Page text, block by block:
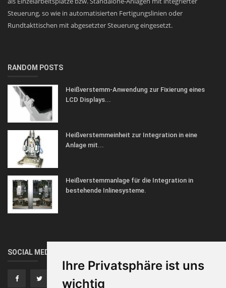
Ihre Privatsphäre ist uns
wichtig
Steuerung, so wie in automatisierten Fertigungslinien oder
Rundtakttischen mit abgesetzter Steuerung eingesetzt.
RANDOM POSTS
Heißverstemm-Anwendung zur Fixierung eines
LCD Displays...
Heißverstemmeinheit zur Integration in eine
Anlage mit...
Heißverstemmanlage für die Integration in
bestehende Inlinesysteme.
SOCIAL MEDIA